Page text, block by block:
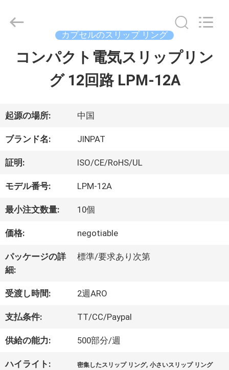
品
VR
シ
ョ
ー
私
達
に
つ
Reserved.
カプセルのスリップ リング
コンパクト電気スリップリン
グ 12回路 LPM-12A
起源の場所: 中国
ブランド名: JINPAT
証明: ISO/CE/RoHS/UL
モデル番号: LPM-12A
最小注文数量: 10個
価格: negotiable
パッケージの詳
細:
標準/要求あり次第
受渡し時間: 2週ARO
支払条件: TT/CC/Paypal
供給の能力: 500部分/週
ハイライト: 密集したスリップ リング,小さいスリップ リング